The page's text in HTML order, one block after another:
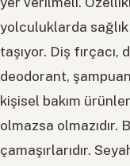
yolculuklarda sağlık
taşıyor. Diş
deodorant,
kişisel bakım
olmazsa olmazıdır.
çamaşırlarıdır.